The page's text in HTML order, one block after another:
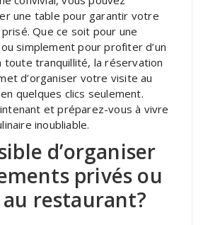
une table pour garantir votre
Que ce soit pour une
simplement pour profiter d’un
toute tranquillité, la réservation
d’organiser votre visite au
quelques clics seulement.
et préparez-vous à vivre
inoubliable.
d’organiser
privés ou
restaurant?